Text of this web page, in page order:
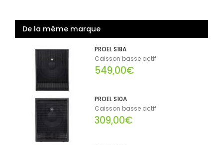
De la même marque
PROEL S18A
Caisson basse actif
549,00€
PROEL S10A
Caisson basse actif
309,00€